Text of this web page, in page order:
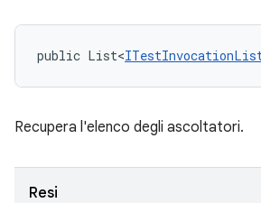
public List<
Recupera l'elenco degli ascoltatori.
Resi